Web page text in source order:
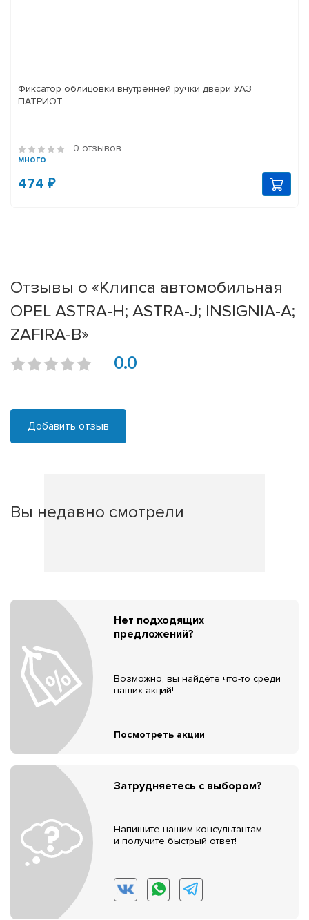
Фиксатор облицовки внутренней ручки двери УАЗ
ПАТРИОТ
0 отзывов
много
474 ₽
Отзывы о «Клипса автомобильная
OPEL ASTRA-H; ASTRA-J; INSIGNIA-A;
ZAFIRA-B»
0.0
Добавить отзыв
Вы недавно смотрели
Нет подходящих
предложений?
Возможно, вы найдёте что-то среди
наших акций!
Посмотреть акции
Затрудняетесь с выбором?
Напишите нашим консультантам
и получите быстрый ответ!